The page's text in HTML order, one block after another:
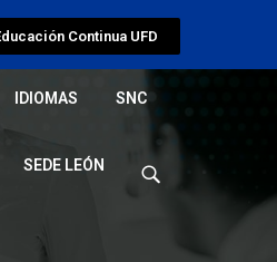
Continua UFD
IDIOMAS SNC
SEDE LEÓN